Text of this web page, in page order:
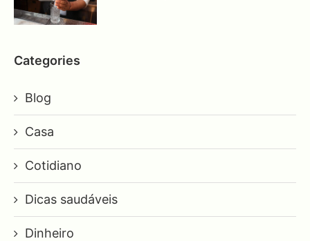
Categories
Blog
Casa
Cotidiano
Dicas saudáveis
Dinheiro